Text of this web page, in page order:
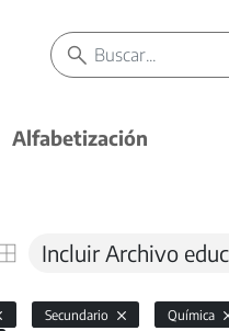
Alfabetización
Incluir Archivo
Secundario Química